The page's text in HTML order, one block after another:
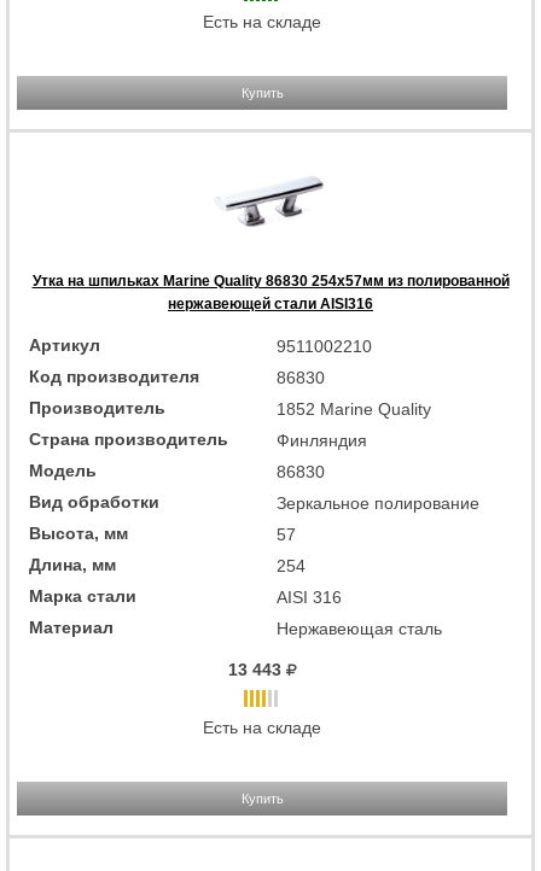
Есть на складе
Купить
Утка на шпильках Marine Quality 86830 254х57мм из полированной
нержавеющей стали AISI316
Артикул
9511002210
Код производителя
86830
Производитель
1852 Marine Quality
Страна производитель
Финляндия
Модель
86830
Вид обработки
Зеркальное полирование
Высота, мм
57
Длина, мм
254
Марка стали
AISI 316
Материал
Нержавеющая сталь
13 443
Есть на складе
Купить